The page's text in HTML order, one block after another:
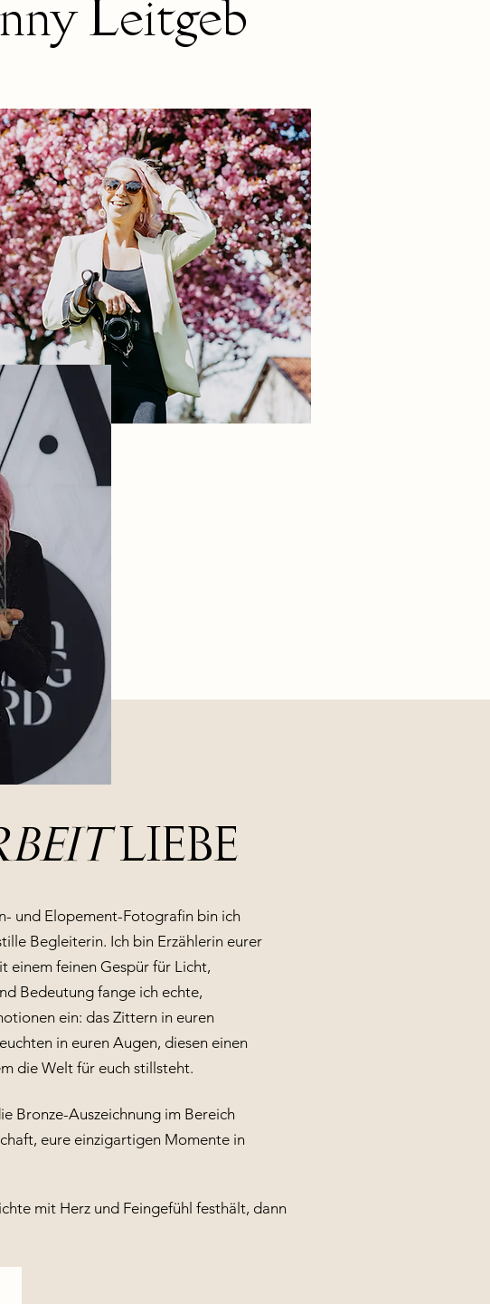
Leitgeb
LIEBE
und Elopement-Fotografin bin ich
Begleiterin. Ich bin Erzählerin eurer
einem feinen Gespür für Licht,
Bedeutung fange ich echte,
ein: das Zittern in euren
in euren Augen, diesen einen
die Welt für euch stillsteht.
Bronze-Auszeichnung im Bereich
eure einzigartigen Momente in
mit Herz und Feingefühl festhält, dann